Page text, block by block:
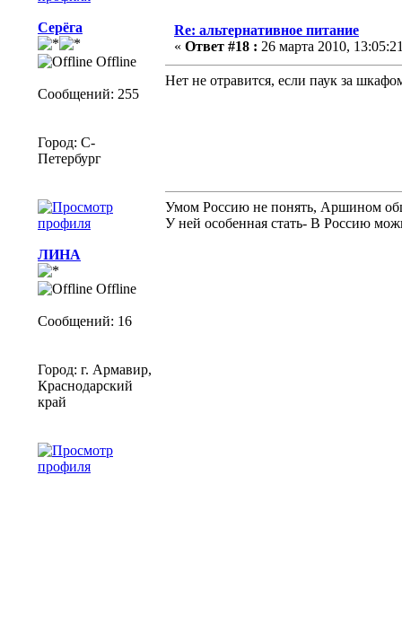
Серёга
Offline
Сообщений: 255
Город: C-
Петербург
Re: альтернативное питание
« Ответ #18 : 26 марта 2010,
Нет не отравится, если паук за
Умом Россию не понять, Аршином
У ней особенная стать- В Россию
ЛИНА
Offline
Сообщений: 16
Город: г. Армавир,
Краснодарский
край